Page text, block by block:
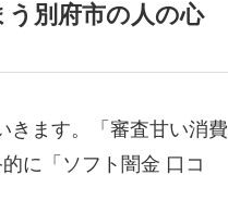
う別府市の人の心
きます。「審査甘い消費
に「ソフト闇金 口コ